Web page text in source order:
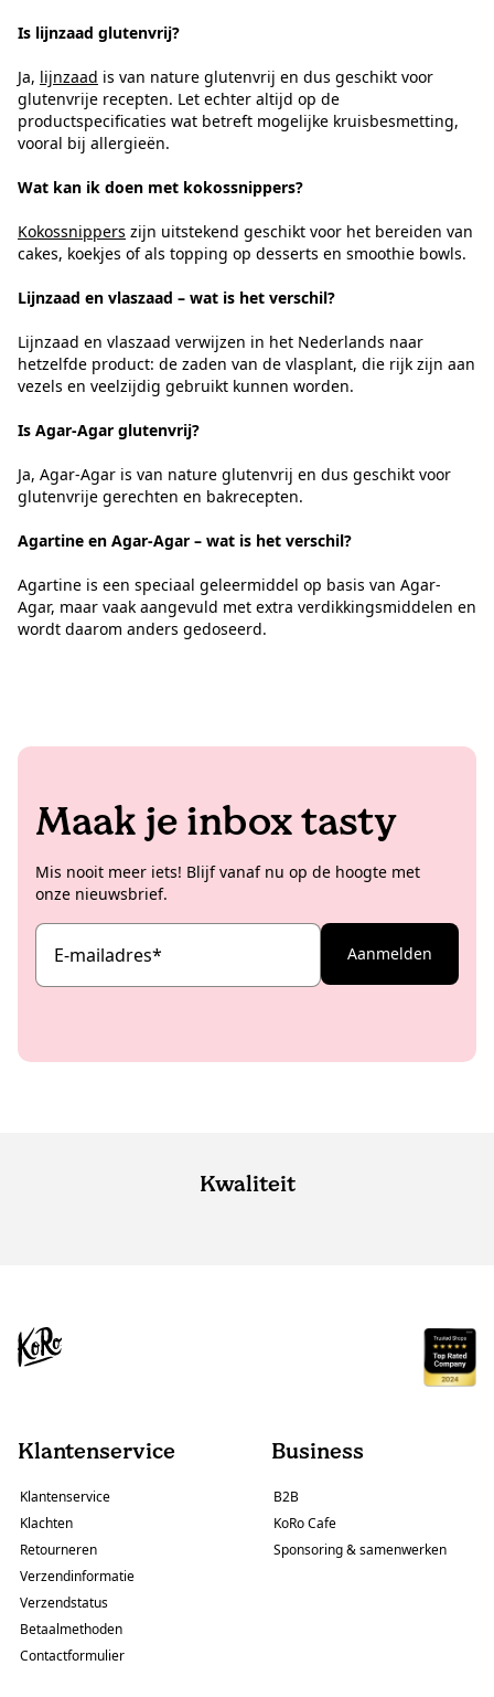
Is lijnzaad glutenvrij?
Ja, lijnzaad is van nature glutenvrij en dus geschikt voor
glutenvrije recepten. Let echter altijd op de
productspecificaties wat betreft mogelijke kruisbesmetting,
vooral bij allergieën.
Wat kan ik doen met kokossnippers?
Kokossnippers zijn uitstekend geschikt voor het bereiden van
cakes, koekjes of als topping op desserts en smoothie bowls.
Lijnzaad en vlaszaad – wat is het verschil?
Lijnzaad en vlaszaad verwijzen in het Nederlands naar
hetzelfde product: de zaden van de vlasplant, die rijk zijn aan
vezels en veelzijdig gebruikt kunnen worden.
Is Agar-Agar glutenvrij?
Ja, Agar-Agar is van nature glutenvrij en dus geschikt voor
glutenvrije gerechten en bakrecepten.
Agartine en Agar-Agar – wat is het verschil?
Agartine is een speciaal geleermiddel op basis van Agar-
Agar, maar vaak aangevuld met extra verdikkingsmiddelen en
wordt daarom anders gedoseerd.
Maak je inbox tasty
Mis nooit meer iets! Blijf vanaf nu op de hoogte met
onze nieuwsbrief.
E-mailadres* Aanmelden
Kwaliteit
Klantenservice
Klantenservice
Klachten
Retourneren
Verzendinformatie
Verzendstatus
Betaalmethoden
Contactformulier
Business
B2B
KoRo Cafe
Sponsoring & samenwerken